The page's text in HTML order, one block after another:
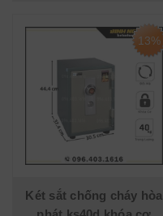
13%
Két sắt chống cháy hòa